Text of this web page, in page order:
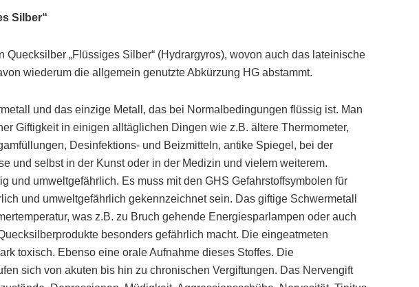
Silber“
Quecksilber „Flüssiges Silber“ (Hydrargyros), wovon auch das lateinische
wiederum die allgemein genutzte Abkürzung HG abstammt.
und das einzige Metall, das bei Normalbedingungen flüssig ist. Man
Giftigkeit in einigen alltäglichen Dingen wie z.B. ältere Thermometer,
Desinfektions- und Beizmitteln, antike Spiegel, bei der
und selbst in der Kunst oder in der Medizin und vielem weiterem.
und umweltgefährlich. Es muss mit den GHS Gefahrstoffsymbolen für
und umweltgefährlich gekennzeichnet sein. Das giftige Schwermetall
was z.B. zu Bruch gehende Energiesparlampen oder auch
besonders gefährlich macht. Die eingeatmeten
toxisch. Ebenso eine orale Aufnahme dieses Stoffes. Die
sich von akuten bis hin zu chronischen Vergiftungen. Das Nervengift